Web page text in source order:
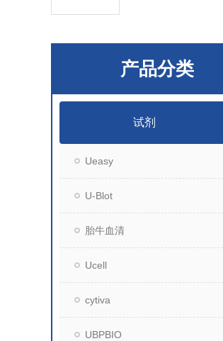
产品分类
试剂
Ueasy
U-Blot
胎牛血清
Ucell
cytiva
UBPBIO